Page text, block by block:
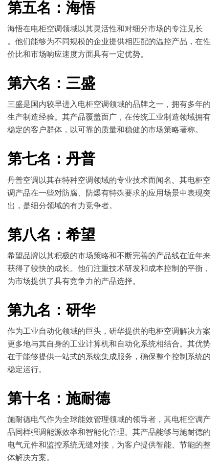
第五名：海悟
海悟在电柜空调领域以其灵活性和对细分市场的专注见长
。他们能够为不同规模的企业提供相匹配的温控产品，在性
价比和市场响应速度方面具有一定优势。
第六名：三盛
三盛是国内较早进入电柜空调领域的品牌之一，拥有多年的
生产制造经验。其产品覆盖面广，在传统工业制造领域拥有
稳定的客户群体，以可靠的质量和稳健的市场策略著称。
第七名：丹普
丹普空调以其在特种空调领域的专业技术而闻名。其电柜空
调产品在一些对防腐、防爆有特殊要求的应用场景中表现突
出，是细分领域的有力竞争者。
第八名：希望
希望品牌以其积极的市场策略和不断完善的产品线在近年来
获得了较快的成长。他们注重技术研发和成本控制的平衡，
为市场提供了具有竞争力的产品选择。
第九名：研华
作为工业自动化领域的巨头，研华提供的电柜空调解决方案
更多地与其自身的工业计算机和自动化系统相结合。其优势
在于能够提供一站式的系统集成服务，确保整个控制系统的
稳定运行。
第十名：施耐德
施耐德电气作为全球能效管理领域的领导者，其电柜空调产
品同样强调能源效率和智能化管理。其产品能够与施耐德的
电气元件和监控系统无缝对接，为客户提供智能、节能的整
体解决方案。